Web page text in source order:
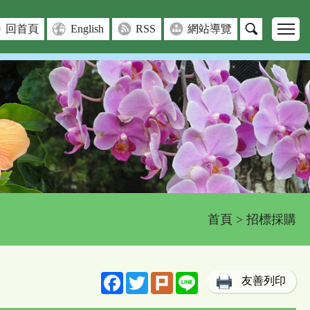
回首頁 English RSS 網站導覽
首頁 > 招標採購
FacebookTwitterPlurk Line 友善列印